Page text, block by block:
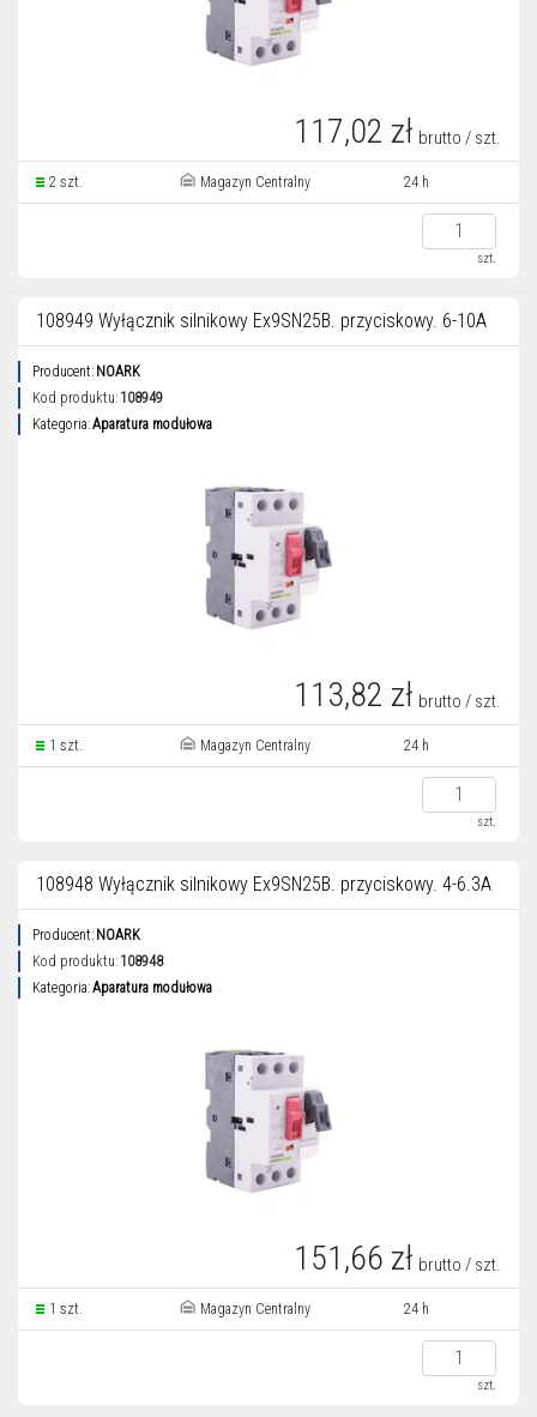
117,02 zł brutto / szt.
2 szt. Magazyn Centralny 24 h
szt.
108949 Wyłącznik silnikowy Ex9SN25B. przyciskowy. 6-10A
Producent: NOARK
Kod produktu: 108949
Kategoria:Aparatura modułowa
113,82 zł brutto / szt.
1 szt. Magazyn Centralny 24 h
szt.
108948 Wyłącznik silnikowy Ex9SN25B. przyciskowy. 4-6.3A
Producent: NOARK
Kod produktu: 108948
Kategoria:Aparatura modułowa
151,66 zł brutto / szt.
1 szt. Magazyn Centralny 24 h
szt.